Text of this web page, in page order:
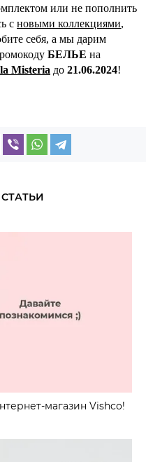
или не пополнить
с новыми коллекциями,
себя, а мы дарим
БЕЛЬЕ на
Misteria до 21.06.2024!
магазин Vishco!